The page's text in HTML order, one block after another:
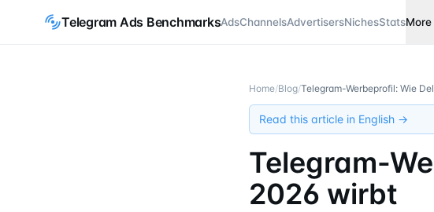
Telegram Ads BenchmarksAdsChannelsAdvertisersNichesStatsMore
Home/Blog/Telegram-Werbeprofil: Wie
Read this article in English →
Telegram-
2026 wirbt